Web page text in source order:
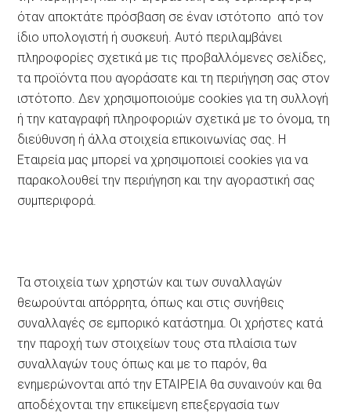
όταν αποκτάτε πρόσβαση σε έναν ιστότοπο από τον
ίδιο υπολογιστή ή συσκευή. Αυτό περιλαμβάνει
πληροφορίες σχετικά με τις προβαλλόμενες σελίδες,
τα προϊόντα που αγοράσατε και τη περιήγηση σας στον
ιστότοπο. Δεν χρησιμοποιούμε cookies για τη συλλογή
ή την καταγραφή πληροφοριών σχετικά με το όνομα, τη
διεύθυνση ή άλλα στοιχεία επικοινωνίας σας. Η
Εταιρεία μας μπορεί να χρησιμοποιεί cookies για να
παρακολουθεί την περιήγηση και την αγοραστική σας
συμπεριφορά.
Τα στοιχεία των χρηστών και των συναλλαγών
θεωρούνται απόρρητα, όπως και στις συνήθεις
συναλλαγές σε εμπορικό κατάστημα. Οι χρήστες κατά
την παροχή των στοιχείων τους στα πλαίσια των
συναλλαγών τους όπως και με το παρόν, θα
ενημερώνονται από την ΕΤΑΙΡΕΙΑ θα συναινούν και θα
αποδέχονται την επικείμενη επεξεργασία των